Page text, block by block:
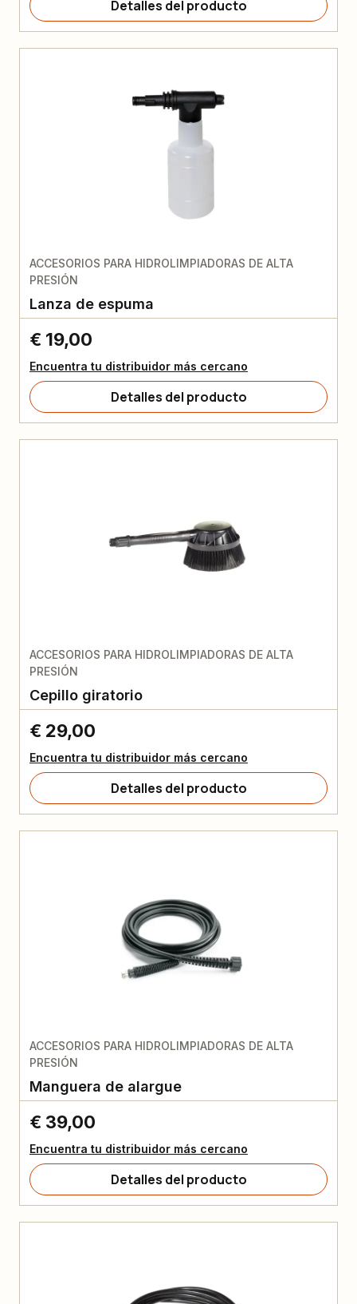
Detalles del producto
ACCESORIOS PARA HIDROLIMPIADORAS DE ALTA
PRESIÓN
Lanza de espuma
€ 19,00
Encuentra tu distribuidor más cercano
Detalles del producto
ACCESORIOS PARA HIDROLIMPIADORAS DE ALTA
PRESIÓN
Cepillo giratorio
€ 29,00
Encuentra tu distribuidor más cercano
Detalles del producto
ACCESORIOS PARA HIDROLIMPIADORAS DE ALTA
PRESIÓN
Manguera de alargue
€ 39,00
Encuentra tu distribuidor más cercano
Detalles del producto